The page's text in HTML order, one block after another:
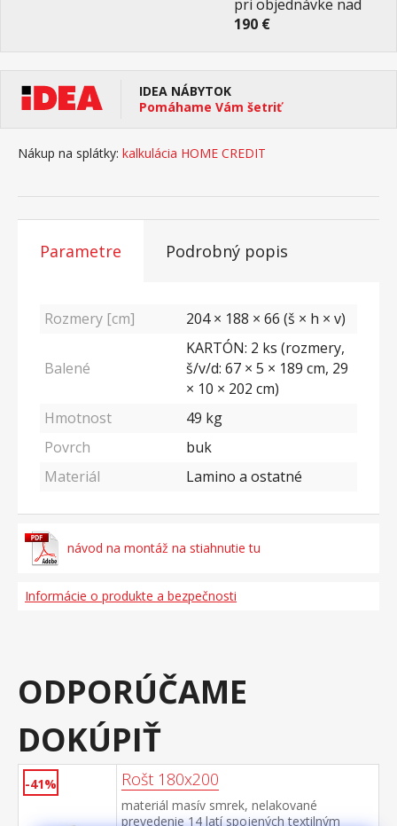
pri objednávke nad
190 €
IDEA NÁBYTOK
Pomáhame Vám šetriť
Nákup na splátky: kalkulácia HOME CREDIT
Parametre Podrobný popis
Rozmery [cm] 204 × 188 × 66 (š × h × v)
Balené
KARTÓN: 2 ks (rozmery,
š/v/d: 67 × 5 × 189 cm, 29
× 10 × 202 cm)
Hmotnost
49 kg
Povrch
buk
Materiál
Lamino a ostatné
návod na montáž na stiahnutie tu
Informácie o produkte a bezpečnosti
ODPORÚČAME
DOKÚPIŤ
-41% Rošt 180x200
materiál masív smrek, nelakované
prevedenie 14 latí spojených textilným